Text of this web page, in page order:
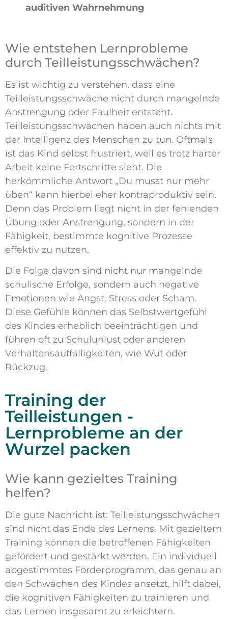
auditiven Wahrnehmung
Wie entstehen Lernprobleme
durch Teilleistungsschwächen?
Es ist wichtig zu verstehen, dass eine
Teilleistungsschwäche nicht durch mangelnde
Anstrengung oder Faulheit entsteht.
Teilleistungsschwächen haben auch nichts mit
der Intelligenz des Menschen zu tun. Oftmals
ist das Kind selbst frustriert, weil es trotz harter
Arbeit keine Fortschritte sieht. Die
herkömmliche Antwort „Du musst nur mehr
üben“ kann hierbei eher kontraproduktiv sein.
Denn das Problem liegt nicht in der fehlenden
Übung oder Anstrengung, sondern in der
Fähigkeit, bestimmte kognitive Prozesse
effektiv zu nutzen.
Die Folge davon sind nicht nur mangelnde
schulische Erfolge, sondern auch negative
Emotionen wie Angst, Stress oder Scham.
Diese Gefühle können das Selbstwertgefühl
des Kindes erheblich beeinträchtigen und
führen oft zu Schulunlust oder anderen
Verhaltensauffälligkeiten, wie Wut oder
Rückzug.
Training der
Teilleistungen -
Lernprobleme an der
Wurzel packen
Wie kann gezieltes Training
helfen?
Die gute Nachricht ist: Teilleistungsschwächen
sind nicht das Ende des Lernens. Mit gezieltem
Training können die betroffenen Fähigkeiten
gefördert und gestärkt werden. Ein individuell
abgestimmtes Förderprogramm, das genau an
den Schwächen des Kindes ansetzt, hilft dabei,
die kognitiven Fähigkeiten zu trainieren und
das Lernen insgesamt zu erleichtern.